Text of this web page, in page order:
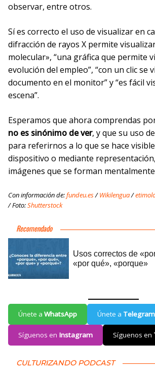
observar, entre otros.
Sí es correcto el uso de visualizar en
difracción de rayos X permite
molecular», “una gráfica que permite
evolución del empleo”, “con un clic se
documento en el monitor” y “es fácil
escena”.
Esperamos que ahora comprendas
no es sinónimo de ver, y que su uso
para referirnos a lo que se hace
dispositivo o mediante
imágenes que se forman
Con información de:fundeu.es/Wikilengua/
/ Foto:Shutterstock
Únete a WhatsApp Únete a Telegram
Síguenos en Instagram Síguenos en
CULTURIZANDO PODCAST